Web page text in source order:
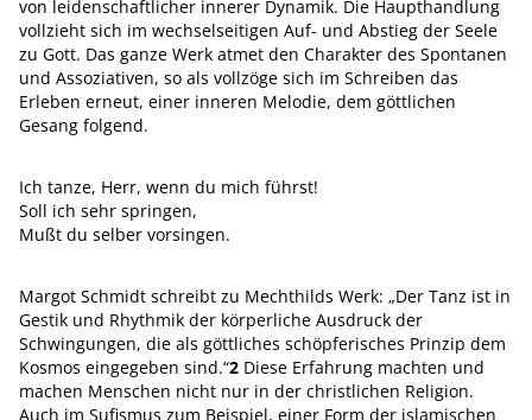
von leidenschaftlicher innerer Dynamik. Die Haupthandlung
vollzieht sich im wechselseitigen Auf- und Abstieg der Seele
zu Gott. Das ganze Werk atmet den Charakter des Spontanen
und Assoziativen, so als vollzöge sich im Schreiben das
Erleben erneut, einer inneren Melodie, dem göttlichen
Gesang folgend.
Ich tanze, Herr, wenn du mich führst!
Soll ich sehr springen,
Mußt du selber vorsingen.
Margot Schmidt schreibt zu Mechthilds Werk: „Der Tanz ist in
Gestik und Rhythmik der körperliche Ausdruck der
Schwingungen, die als göttliches schöpferisches Prinzip dem
Kosmos eingegeben sind.“2 Diese Erfahrung machten und
machen Menschen nicht nur in der christlichen Religion.
Auch im Sufismus zum Beispiel, einer Form der islamischen